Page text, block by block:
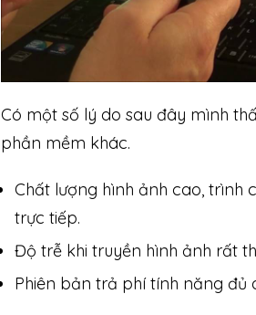
Có một số lý do sau đây mình
phần mềm khác.
Chất lượng hình ảnh cao, trình
trực tiếp.
Độ trễ khi truyền hình ảnh rất
Phiên bản trả phí tính năng đủ